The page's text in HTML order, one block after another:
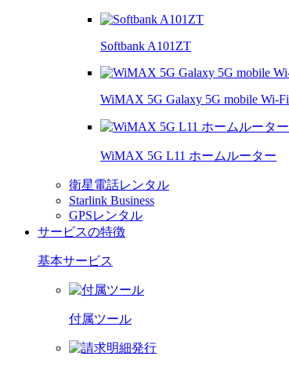
Softbank A101ZT
WiMAX 5G Galaxy 5G mobile Wi-Fi
WiMAX 5G L11 ホームルーター
衛星電話レンタル
Starlink Business
GPSレンタル
サービスの特徴
基本サービス
付属ツール